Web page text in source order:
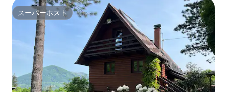
スーパーホスト
スーパーホスト